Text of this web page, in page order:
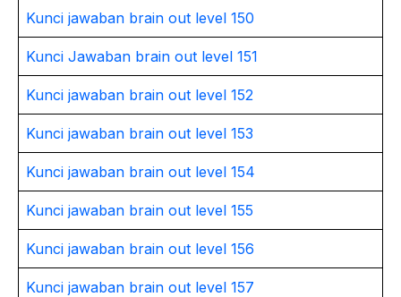
Kunci jawaban brain out level 150
Kunci Jawaban brain out level 151
Kunci jawaban brain out level 152
Kunci jawaban brain out level 153
Kunci jawaban brain out level 154
Kunci jawaban brain out level 155
Kunci jawaban brain out level 156
Kunci jawaban brain out level 157